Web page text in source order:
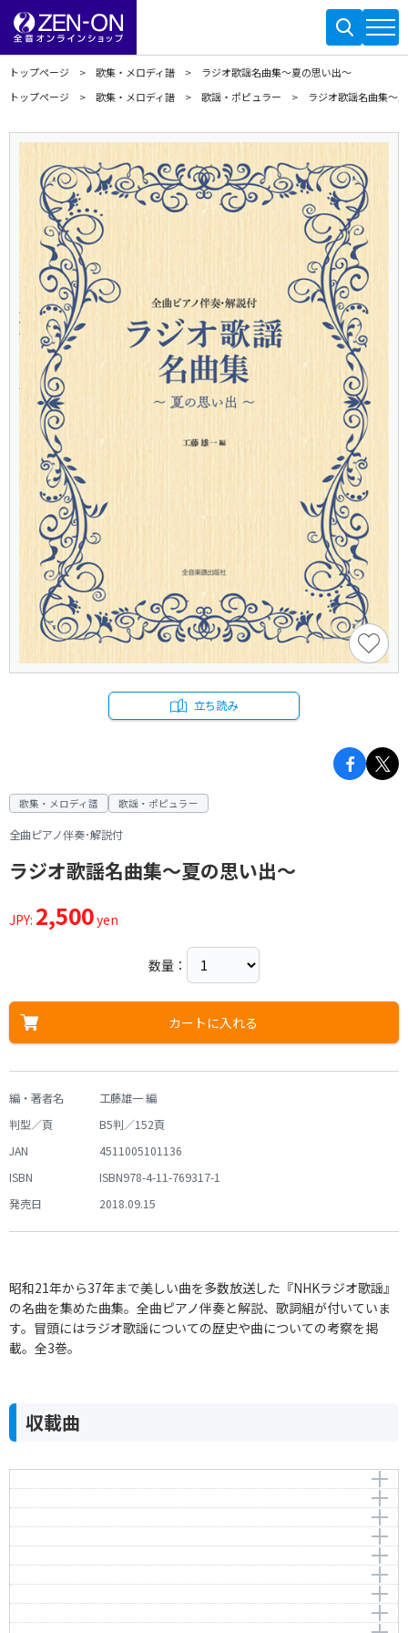
トップページ 歌集・メロディ譜
ラジオ歌謡名曲集～夏の思い出～
トップページ
歌集・メロディ譜 歌謡・ポピュラー ラジオ歌謡名曲集～
立ち読み
歌集・メロディ譜 歌謡・ポピュラー
全曲ピアノ伴奏･解説付
ラジオ歌謡名曲集～夏の思い出～
JPY: 2,500yen
数量：
カートに入れる
編・著者名
工藤雄一 編
判型／頁
B5判／152頁
JAN
4511005101136
ISBN
ISBN978-4-11-769317-1
発売日
2018.09.15
昭和21年から37年まで美しい曲を多数放送した『NHKラジオ歌謡』
の名曲を集めた曲集。全曲ピアノ伴奏と解説、歌詞組が付いていま
す。冒頭にはラジオ歌謡についての歴史や曲についての考察を掲
載。全3巻。
収載曲
夏の思い出
作曲者：中田喜直
Nakada，Yoshinao
作詞者：江間章子
Ema，Shoko
森の水車
作曲者：米山正夫
Yoneyama，Masao
作詞者：清水 みのる
Shimizu，Minoru
リラの花咲く頃
作曲者：田村 しげる
Tamura，Shigeru
アーティスト：岡本敦郎
Atsuro Okamoto
作詞者：寺尾智沙
アカシヤの花
作曲者：橋本国彦
Hashimoto，Qunihico
作詞者：松坂直美
Matsuzaka，Naomi
想い出は雲に似て
作曲者：米山正夫
Yoneyama，Masao
アーティスト：近江俊郎
みどりの馬車
作曲者：古関裕而
Koseki，Yuji
淋しい時は
作曲者：長津義司
暖炉の部屋で